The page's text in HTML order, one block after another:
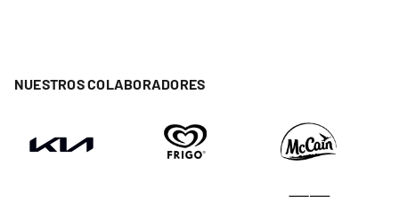
NUESTROS COLABORADORES